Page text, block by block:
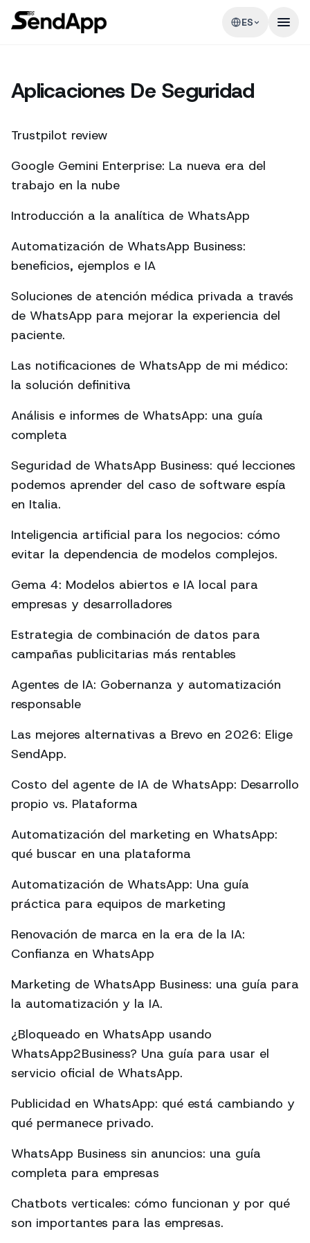
ES
Aplicaciones De Seguridad
Trustpilot review
Google Gemini Enterprise: La nueva era del
trabajo en la nube
Introducción a la analítica de WhatsApp
Automatización de WhatsApp Business:
beneficios, ejemplos e IA
Soluciones de atención médica privada a través
de WhatsApp para mejorar la experiencia del
paciente.
Las notificaciones de WhatsApp de mi médico:
la solución definitiva
Análisis e informes de WhatsApp: una guía
completa
Seguridad de WhatsApp Business: qué lecciones
podemos aprender del caso de software espía
en Italia.
Inteligencia artificial para los negocios: cómo
evitar la dependencia de modelos complejos.
Gema 4: Modelos abiertos e IA local para
empresas y desarrolladores
Estrategia de combinación de datos para
campañas publicitarias más rentables
Agentes de IA: Gobernanza y automatización
responsable
Las mejores alternativas a Brevo en 2026: Elige
SendApp.
Costo del agente de IA de WhatsApp: Desarrollo
propio vs. Plataforma
Automatización del marketing en WhatsApp:
qué buscar en una plataforma
Automatización de WhatsApp: Una guía
práctica para equipos de marketing
Renovación de marca en la era de la IA:
Confianza en WhatsApp
Marketing de WhatsApp Business: una guía para
la automatización y la IA.
¿Bloqueado en WhatsApp usando
WhatsApp2Business? Una guía para usar el
servicio oficial de WhatsApp.
Publicidad en WhatsApp: qué está cambiando y
qué permanece privado.
WhatsApp Business sin anuncios: una guía
completa para empresas
Chatbots verticales: cómo funcionan y por qué
son importantes para las empresas.